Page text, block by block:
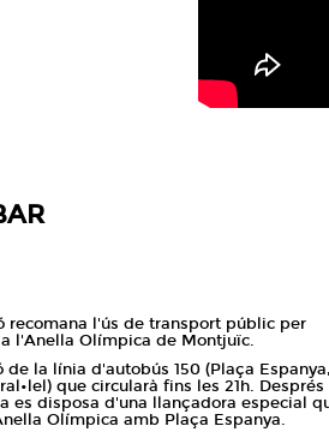
recomana l'ús de transport públic per
l'Anella Olímpica de Montjuïc.
de la línia d'autobús 150 (Plaça
que circularà fins les 21h. Després
es disposa d'una llançadora especial
Olímpica amb Plaça Espanya.